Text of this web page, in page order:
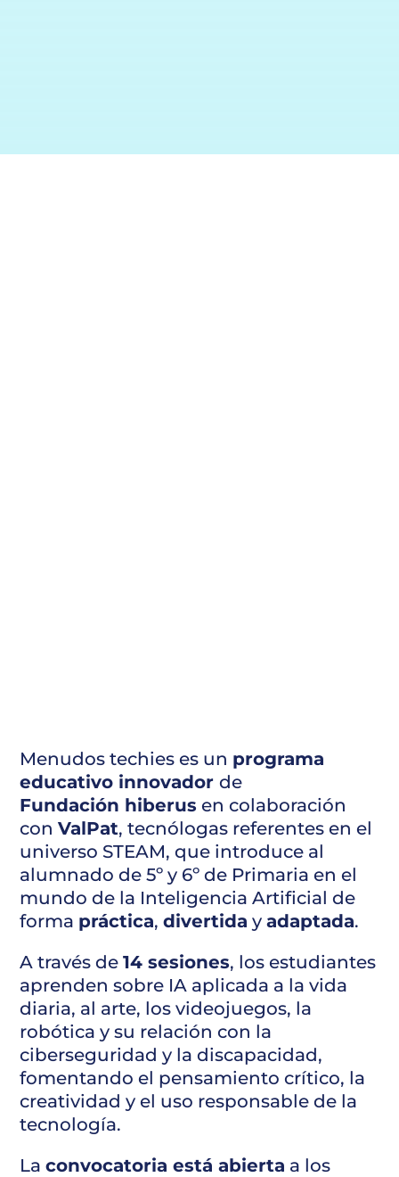
Menudos techies es un programa
educativo innovadorde
Fundación hiberus en colaboración
conValPat, tecnólogas referentes en el
universo STEAM, que introduce al
alumnado de 5º y 6º de Primaria en el
mundo de la Inteligencia Artificial de
forma práctica,divertida yadaptada.
A través de14 sesiones, los estudiantes
aprenden sobre IA aplicada a la vida
diaria, al arte, los videojuegos, la
robótica y su relación con la
ciberseguridad y la discapacidad,
fomentando el pensamiento crítico, la
creatividad y el uso responsable de la
tecnología.
Laconvocatoria está abierta a los